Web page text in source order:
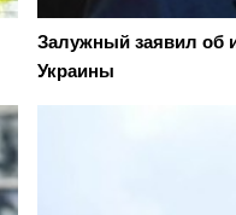
Залужный заявил об
Украины